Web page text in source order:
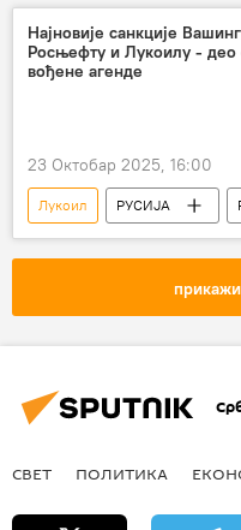
експлозије
Најновије санкције
Росњефту и Лукоилу - део
вођене агенде
23 Октобар 2025, 16:00
Лукоил РУСИЈА
Русија – политика
Индија
Кина
СВЕТ ПОЛИТИКА